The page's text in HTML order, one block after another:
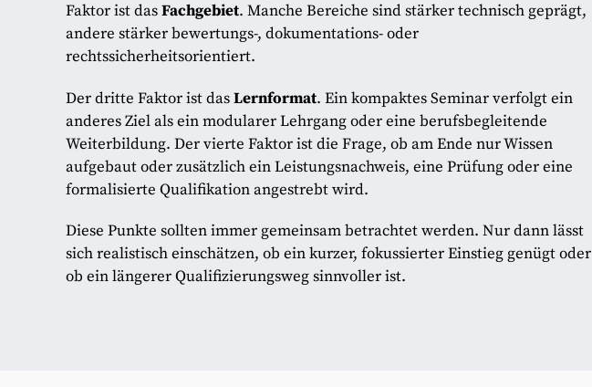
Faktor ist dasFachgebiet. Manche Bereiche sind stärker technisch geprägt,
andere stärker bewertungs-, dokumentations- oder
rechtssicherheitsorientiert.
Der dritte Faktor ist dasLernformat. Ein kompaktes Seminar verfolgt ein
anderes Ziel als ein modularer Lehrgang oder eine berufsbegleitende
Weiterbildung. Der vierte Faktor ist die Frage, ob am Ende nur Wissen
aufgebaut oder zusätzlich ein Leistungsnachweis, eine Prüfung oder eine
formalisierte Qualifikation angestrebt wird.
Diese Punkte sollten immer gemeinsam betrachtet werden. Nur dann lässt
sich realistisch einschätzen, ob ein kurzer, fokussierter Einstieg genügt oder
ob ein längerer Qualifizierungsweg sinnvoller ist.